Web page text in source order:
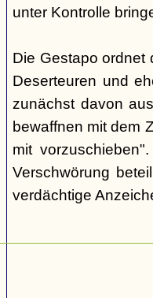
unter Kontrolle
Die Gestapo ordnet
Deserteuren und
zunächst davon
bewaffnen mit dem
mit
Verschwörung
verdächtige